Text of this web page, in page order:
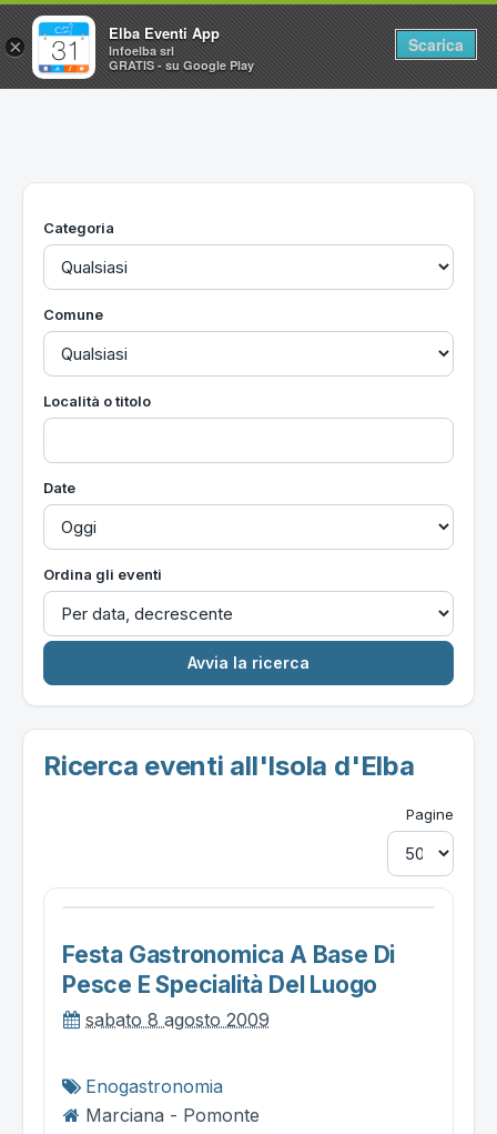
Home
Utilità
Categoria
Comune
Località o titolo
Date
Ordina gli eventi
Ricerca eventi all'Isola d'Elba
Pagine
Festa Gastronomica A Base Di
Pesce E Specialità Del Luogo
sabato 8 agosto 2009
Enogastronomia
Marciana - Pomonte
×
Elba Eventi App
Infoelba srl
GRATIS - su Google Play
Scarica